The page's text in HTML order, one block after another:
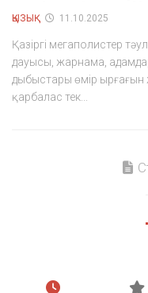
ҚЫЗЫҚ 11.10.2025
Қазіргі мегаполистер
дауысы, жарнама, адамдар
дыбыстары өмір ырғағын
қарбалас тек...